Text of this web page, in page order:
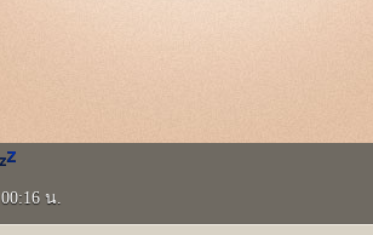
00:16 น.